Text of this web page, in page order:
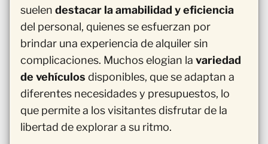
suelen destacar la amabilidad y eficiencia
del personal, quienes se esfuerzan por
brindar una experiencia de alquiler sin
complicaciones. Muchos elogian la variedad
de vehículos disponibles, que se adaptan a
diferentes necesidades y presupuestos, lo
que permite a los visitantes disfrutar de la
libertad de explorar a su ritmo.